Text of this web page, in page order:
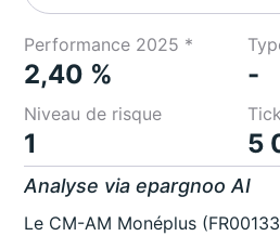
Performance 2025 *
2,40 % -
Niveau de risque
1 5
Analyse via epargnoo AI
Le CM-AM Monéplus